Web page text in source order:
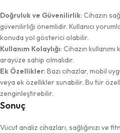
Doğruluk ve Güvenilirlik: Cihazın
güvenilirliği önemlidir. Kullanıcı
konuda yol gösterici olabilir.
Kullanım Kolaylığı: Cihazın
arayüze sahip olmalıdır.
Ek Özellikler: Bazı cihazlar, mobil
veya ek özellikler sunabilir. Bu tür
zenginleştirebilir.
Sonuç
Vücut analiz cihazları, sağlığınızı ve